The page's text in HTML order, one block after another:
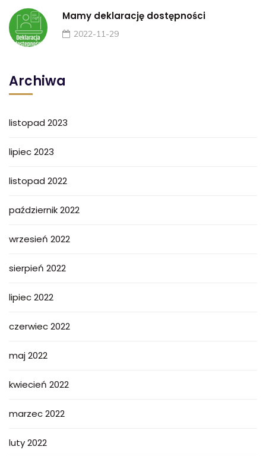
Mamy deklarację dostępności
2022-11-29
Archiwa
listopad 2023
lipiec 2023
listopad 2022
październik 2022
wrzesień 2022
sierpień 2022
lipiec 2022
czerwiec 2022
maj 2022
kwiecień 2022
marzec 2022
luty 2022